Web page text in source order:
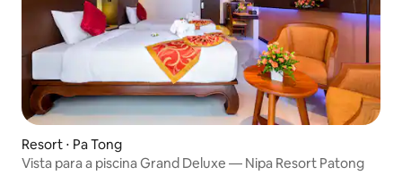
Resort ⋅ Pa Tong
Vista para a piscina Grand Deluxe — Nipa Resort Patong